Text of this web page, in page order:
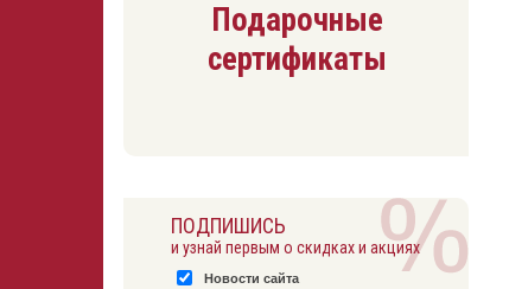
Подарочные
сертификаты
ПОДПИШИСЬ
и узнай первым о скидках и акциях
Новости сайта